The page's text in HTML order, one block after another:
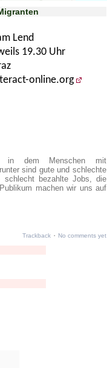
Lend
19.30 Uhr
online.org
in dem Menschen mit
sind gute und schlechte
schlecht bezahlte Jobs, die
machen wir uns auf
Trackback · No comments yet